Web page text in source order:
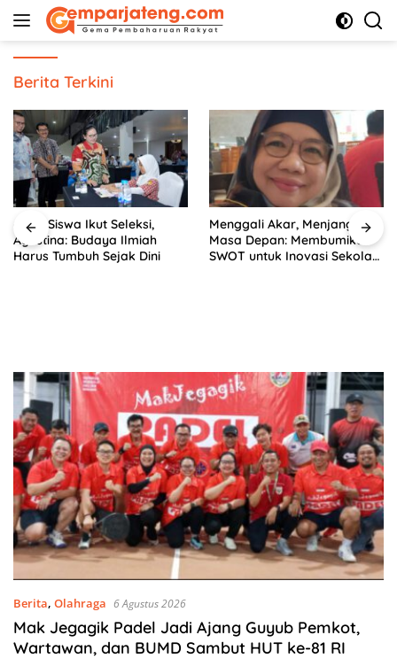
Langsung
Berita Terkini
6.292 Siswa Ikut Seleksi,
Agustina: Budaya Ilmiah
Harus Tumbuh Sejak Dini
Menggali Akar, Menjangkau
Masa Depan: Membumikan
SWOT untuk Inovasi Sekolah
Berita, Olahraga 6 Agustus 2026
Mak Jegagik Padel Jadi Ajang Guyub Pemkot,
Wartawan, dan BUMD Sambut HUT ke-81 RI